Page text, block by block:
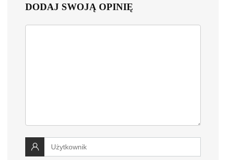
DODAJ SWOJĄ OPINIĘ